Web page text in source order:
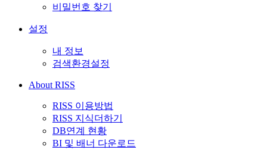
비밀번호 찾기
설정
내 정보
검색환경설정
About RISS
RISS 이용방법
RISS 지식더하기
DB연계 현황
BI 및 배너 다운로드